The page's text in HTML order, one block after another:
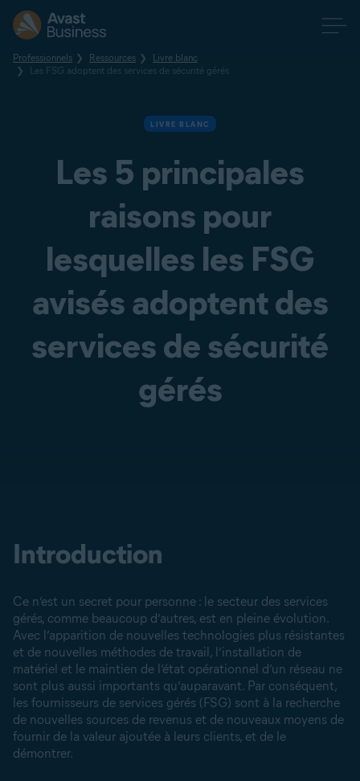
Professionnels Ressources
Livre blanc
Les FSG adoptent des services de sécurité gérés
LIVRE BLANC
Les 5 principales
raisons pour
lesquelles les FSG
avisés adoptent des
services de sécurité
gérés
Introduction
Ce n’est un secret pour personne : le secteur des services
gérés, comme beaucoup d’autres, est en pleine évolution.
Avec l’apparition de nouvelles technologies plus résistantes
et de nouvelles méthodes de travail, l’installation de
matériel et le maintien de l’état opérationnel d’un réseau ne
sont plus aussi importants qu’auparavant. Par conséquent,
les fournisseurs de services gérés (FSG) sont à la recherche
de nouvelles sources de revenus et de nouveaux moyens de
fournir de la valeur ajoutée à leurs clients, et de le
démontrer.